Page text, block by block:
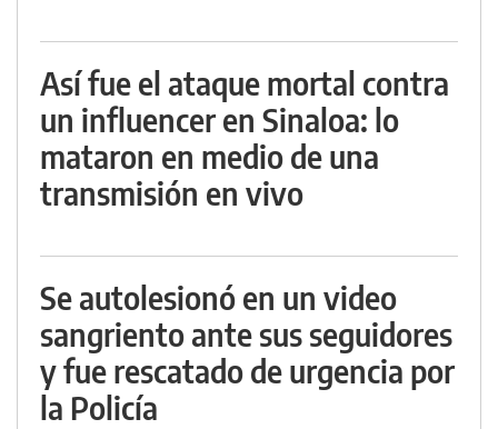
Así fue el ataque mortal contra
un influencer en Sinaloa: lo
mataron en medio de una
transmisión en vivo
Se autolesionó en un video
sangriento ante sus seguidores
y fue rescatado de urgencia por
la Policía